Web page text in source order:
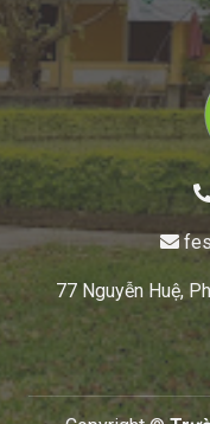
77 Nguyễn Huệ,